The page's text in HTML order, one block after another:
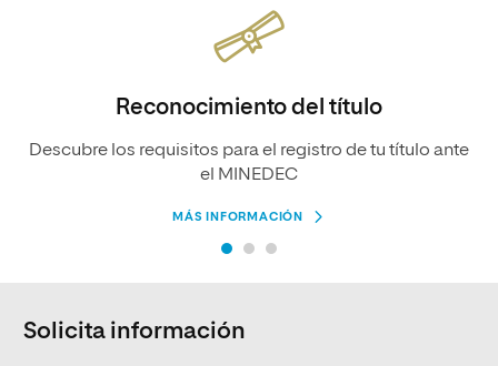
Reconocimiento del título
Descubre los requisitos para el registro de tu título ante
el MINEDEC
MÁS INFORMACIÓN
Solicita información